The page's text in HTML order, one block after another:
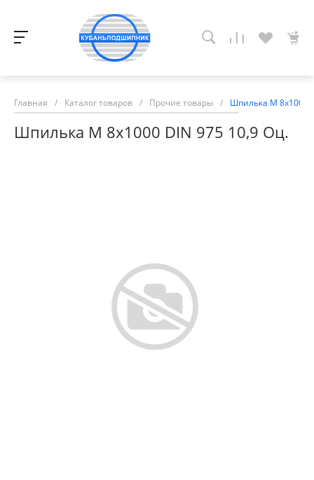
Главная / Каталог товаров / Прочие товары / Шпилька М 8х1000
Шпилька М 8х1000 DIN 975 10,9 Оц.